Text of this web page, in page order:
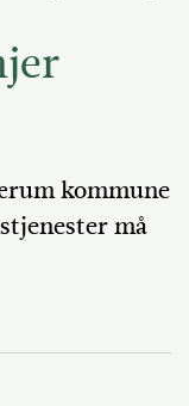
kommune
må